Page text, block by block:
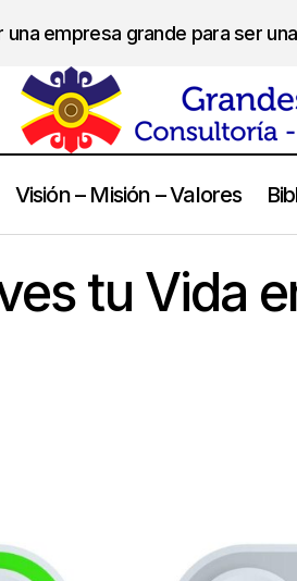
una empresa grande para ser
Visión – Misión – Valores
La Pasión: ¿Vives tu
tu Vida